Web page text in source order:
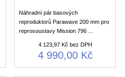
Náhradní pár basových
reproduktorů Parawave 200 mm pro
reprosoustavy Mission 796 ...
4 123,97 Kč bez DPH
4 990,00 Kč